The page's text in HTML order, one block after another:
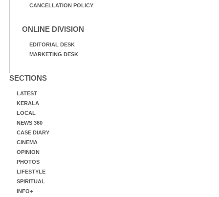
CANCELLATION POLICY
ONLINE DIVISION
EDITORIAL DESK
MARKETING DESK
SECTIONS
LATEST
KERALA
LOCAL
NEWS 360
CASE DIARY
CINEMA
OPINION
PHOTOS
LIFESTYLE
SPIRITUAL
INFO+